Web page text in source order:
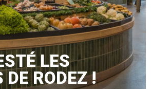
LES
DE RODEZ !